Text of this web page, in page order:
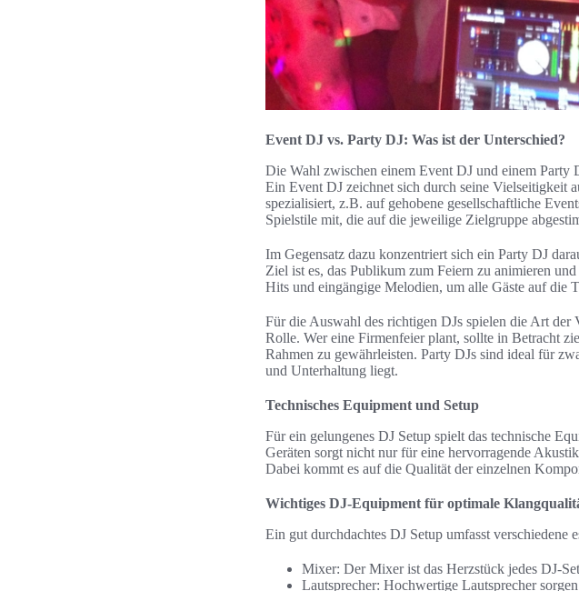
Event DJ vs. Party DJ: Was ist der Unterschied?
Die Wahl zwischen einem Event DJ und einem Party
Ein Event DJ zeichnet sich durch seine Vielseitigkeit
spezialisiert, z.B. auf gehobene gesellschaftliche
Spielstile mit, die auf die jeweilige Zielgruppe
Im Gegensatz dazu konzentriert sich ein Party DJ
Ziel ist es, das Publikum zum Feiern zu animieren
Hits und eingängige Melodien, um alle Gäste auf die
Für die Auswahl des richtigen DJs spielen die Art der
Rolle. Wer eine Firmenfeier plant, sollte in Betracht
Rahmen zu gewährleisten. Party DJs sind ideal für
und Unterhaltung liegt.
Technisches Equipment und Setup
Für ein gelungenes DJ Setup spielt das technische
Geräten sorgt nicht nur für eine hervorragende
Dabei kommt es auf die Qualität der einzelnen
Wichtiges DJ-Equipment für optimale
Ein gut durchdachtes DJ Setup umfasst verschiedene
Mixer: Der Mixer ist das Herzstück jedes DJ-
Lautsprecher: Hochwertige Lautsprecher